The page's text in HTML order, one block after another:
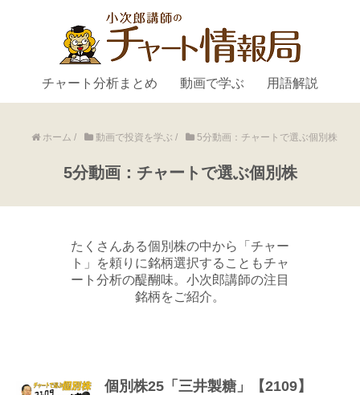
チャート分析まとめ 動画で学ぶ 用語解説
ホーム / 動画で投資を学ぶ / 5分動画：チャートで選ぶ個別株
5分動画：チャートで選ぶ個別株
たくさんある個別株の中から「チャー
ト」を頼りに銘柄選択することもチャ
ート分析の醍醐味。小次郎講師の注目
銘柄をご紹介。
個別株25「三井製糖」【2109】